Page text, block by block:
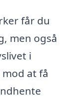
får du
men også
i
at få